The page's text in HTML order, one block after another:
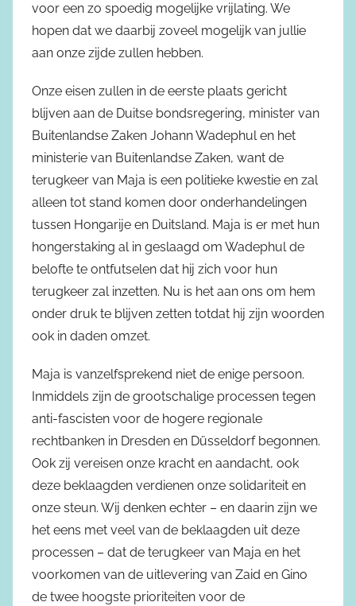
voor een zo spoedig mogelijke vrijlating. We
hopen dat we daarbij zoveel mogelijk van jullie
aan onze zijde zullen hebben.
Onze eisen zullen in de eerste plaats gericht
blijven aan de Duitse bondsregering, minister van
Buitenlandse Zaken Johann Wadephul en het
ministerie van Buitenlandse Zaken, want de
terugkeer van Maja is een politieke kwestie en zal
alleen tot stand komen door onderhandelingen
tussen Hongarije en Duitsland. Maja is er met hun
hongerstaking al in geslaagd om Wadephul de
belofte te ontfutselen dat hij zich voor hun
terugkeer zal inzetten. Nu is het aan ons om hem
onder druk te blijven zetten totdat hij zijn woorden
ook in daden omzet.
Maja is vanzelfsprekend niet de enige persoon.
Inmiddels zijn de grootschalige processen tegen
anti-fascisten voor de hogere regionale
rechtbanken in Dresden en Düsseldorf begonnen.
Ook zij vereisen onze kracht en aandacht, ook
deze beklaagden verdienen onze solidariteit en
onze steun. Wij denken echter – en daarin zijn we
het eens met veel van de beklaagden uit deze
processen – dat de terugkeer van Maja en het
voorkomen van de uitlevering van Zaid en Gino
de twee hoogste prioriteiten voor de